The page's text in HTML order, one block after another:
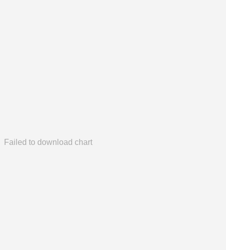
Failed to download chart